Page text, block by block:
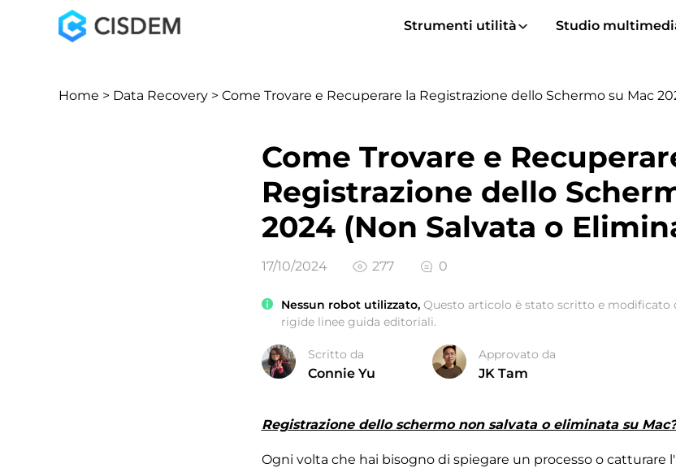
Strumenti utilità Studio
Home > Data Recovery > Come Trovare e Recuperare la Registrazione dello Schermo su Mac
Come Trovare e
Registrazione dello
2024 (Non Salvata o
17/10/2024 277 0
Nessun robot utilizzato,Questo articolo è stato scritto e modificato
rigide linee guida editoriali.
Scritto da
Connie Yu
Approvato da
JK Tam
Registrazione dello schermo non salvata o eliminata su
Ogni volta che hai bisogno di spiegare un processo o catturare